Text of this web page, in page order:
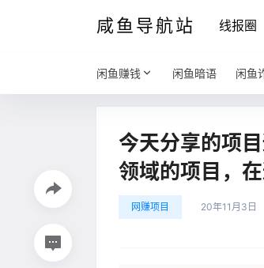
咸鱼导航站 线报圈
闲鱼赚钱 闲鱼暗语 闲鱼
今天分享的项
领域的项目，
网赚项目 20年11月3日